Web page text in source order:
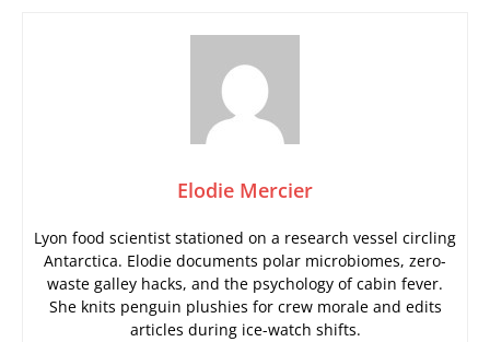
Elodie Mercier
Lyon food scientist stationed on a research vessel circling
Antarctica. Elodie documents polar microbiomes, zero-
waste galley hacks, and the psychology of cabin fever.
She knits penguin plushies for crew morale and edits
articles during ice-watch shifts.